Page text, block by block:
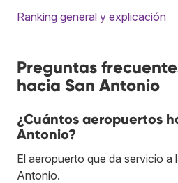
Ranking general y explicación
Preguntas
hacia San Antonio
¿Cuántos aeropuertos
Antonio?
El aeropuerto que da servicio a
Antonio.